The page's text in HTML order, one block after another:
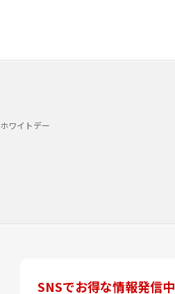
ホワイトデー
SNSでお得な情報発信中